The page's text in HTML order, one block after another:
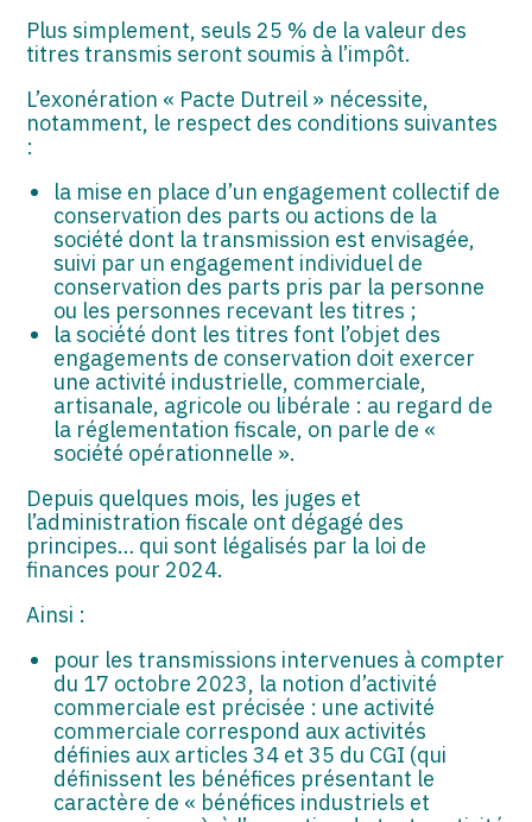
Plus simplement, seuls 25 % de la valeur des
titres transmis seront soumis à l’impôt.
L’exonération « Pacte Dutreil » nécessite,
notamment, le respect des conditions suivantes
:
la mise en place d’un engagement collectif de
conservation des parts ou actions de la
société dont la transmission est envisagée,
suivi par un engagement individuel de
conservation des parts pris par la personne
ou les personnes recevant les titres ;
la société dont les titres font l’objet des
engagements de conservation doit exercer
une activité industrielle, commerciale,
artisanale, agricole ou libérale : au regard de
la réglementation fiscale, on parle de «
société opérationnelle ».
Depuis quelques mois, les juges et
l’administration fiscale ont dégagé des
principes… qui sont légalisés par la loi de
finances pour 2024.
Ainsi :
pour les transmissions intervenues à compter
du 17 octobre 2023, la notion d’activité
commerciale est précisée : une activité
commerciale correspond aux activités
définies aux articles 34 et 35 du CGI (qui
définissent les bénéfices présentant le
caractère de « bénéfices industriels et